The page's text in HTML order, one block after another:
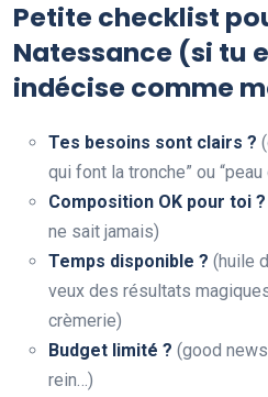
Petite checklist
Natessance (si tu
indécise comme
Tes besoins sont clairs ?
qui font la tronche” ou
Composition OK pour toi ?
ne sait jamais)
Temps disponible ? (huile
veux des résultats
crèmerie)
Budget limité ? (good
rein…)